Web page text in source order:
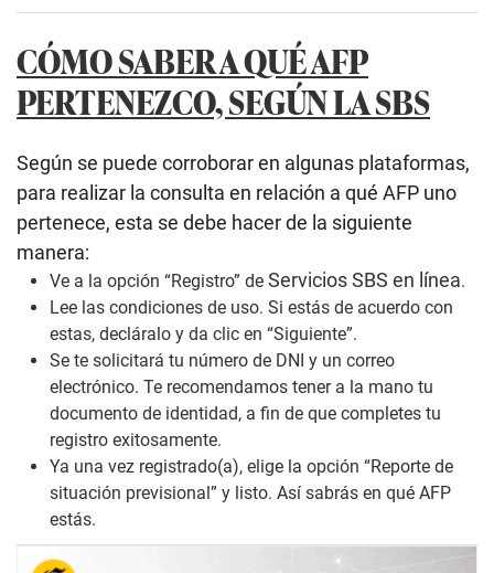
CÓMO SABER A QUÉ AFP
PERTENEZCO, SEGÚN LA SBS
Según se puede corroborar en algunas plataformas,
para realizar la consulta en relación a qué AFP uno
pertenece, esta se debe hacer de la siguiente
manera:
Ve a la opción “Registro” de Servicios SBS en línea.
Lee las condiciones de uso. Si estás de acuerdo con
estas, decláralo y da clic en “Siguiente”.
Se te solicitará tu número de DNI y un correo
electrónico. Te recomendamos tener a la mano tu
documento de identidad, a fin de que completes tu
registro exitosamente.
Ya una vez registrado(a), elige la opción “Reporte de
situación previsional” y listo. Así sabrás en qué AFP
estás.